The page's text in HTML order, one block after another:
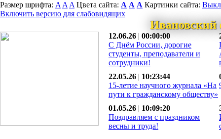
Размер шрифта: A A A Цвета сайта: A A A Картинки сайта: Выкл
Включить версию для слабовидящих
12.06.26 | 00:00:00
С Днём России, дорогие
студенты, преподаватели и
сотрудники!
22.05.26 | 10:23:44
15-летие научного журнала «На
пути к гражданскому обществу»
01.05.26 | 10:09:20
Поздравляем с праздником
весны и труда!